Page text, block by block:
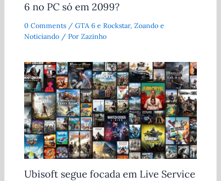
6 no PC só em 2099?
0 Comments / GTA 6 e Rockstar, Zoando e
Noticiando/ Por Zazinho
Ubisoft segue focada em Live Service